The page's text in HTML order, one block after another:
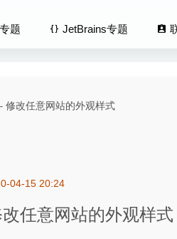
题 JetBrains专题
04-15 20:24
任意网站的外观样式
工具 2020-03-29